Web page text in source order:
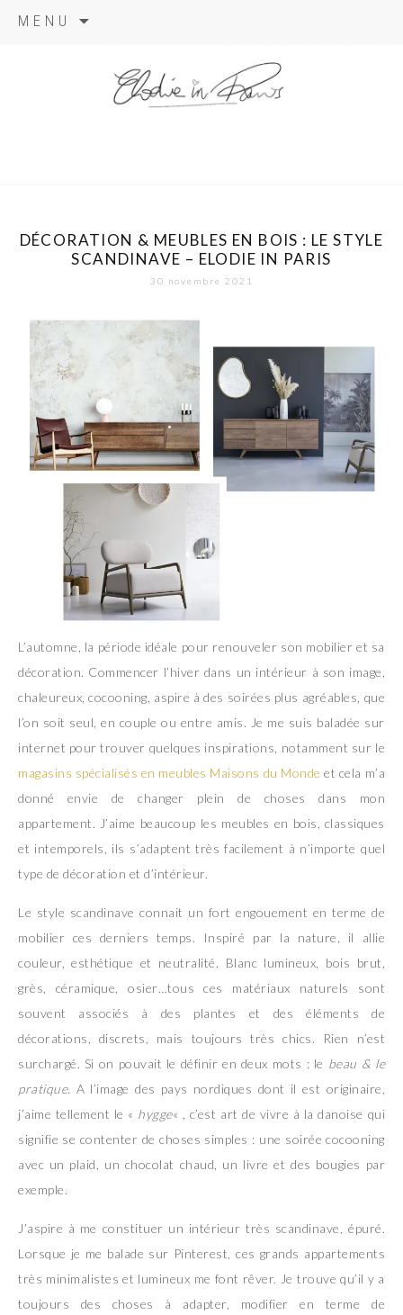
MENU
DÉCORATION & MEUBLES EN BOIS : LE STYLE
SCANDINAVE – ELODIE IN PARIS
30 novembre 2021
L’automne, la période idéale pour renouveler son mobilier et sa
décoration. Commencer l’hiver dans un intérieur à son image,
chaleureux, cocooning, aspire à des soirées plus agréables, que
l’on soit seul, en couple ou entre amis. Je me suis baladée sur
internet pour trouver quelques inspirations, notamment sur le
magasins spécialisés en meubles Maisons du Monde et cela m’a
donné envie de changer plein de choses dans mon
appartement. J’aime beaucoup les meubles en bois, classiques
et intemporels, ils s’adaptent très facilement à n’importe quel
type de décoration et d’intérieur.
Le style scandinave connait un fort engouement en terme de
mobilier ces derniers temps. Inspiré par la nature, il allie
couleur, esthétique et neutralité. Blanc lumineux, bois brut,
grès, céramique, osier…tous ces matériaux naturels sont
souvent associés à des plantes et des éléments de
décorations, discrets, mais toujours très chics. Rien n’est
surchargé. Si on pouvait le définir en deux mots : le beau & le
pratique. A l’image des pays nordiques dont il est originaire,
j’aime tellement le « hygge« , c’est art de vivre à la danoise qui
signifie se contenter de choses simples : une soirée cocooning
avec un plaid, un chocolat chaud, un livre et des bougies par
exemple.
J’aspire à me constituer un intérieur très scandinave, épuré.
Lorsque je me balade sur Pinterest, ces grands appartements
très minimalistes et lumineux me font rêver. Je trouve qu’il y a
toujours des choses à adapter, modifier en terme de